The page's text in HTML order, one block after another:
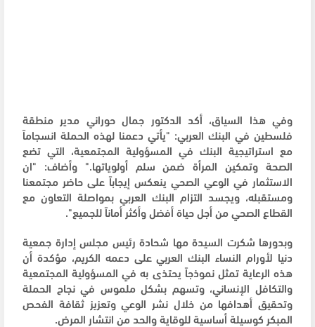
وفي هذا السياق، أكد الدكتور جمال حوراني مدير منطقة
فلسطين في البنك العربي: "يأتي دعمنا لهذه الحملة انسجاماً
مع استراتيجية البنك في المسؤولية المجتمعية، التي تضع
الصحة وتمكين المرأة ضمن سلم أولوياتها." وأضاف: "ان
الاستثمار في الوعي الصحي ينعكس إيجاباً على حاضر مجتمعنا
ومستقبله، ويجسد التزام البنك العربي بمواصلة التعاون مع
القطاع الصحي من أجل حياة أفضل وأكثر أماناً للجميع".
وبدورها شكرت السيدة مها شحادة رئيس مجلس إدارة جمعية
دنيا لأورام النساء البنك العربي على دعمه الكريم، مؤكدة أن
هذه الرعاية تمثل نموذجاً يحتذى به في المسؤولية المجتمعية
والتكافل الإنساني، وتسهم بشكل ملموس في نجاح الحملة
وتحقيق أهدافها من خلال نشر الوعي وتعزيز ثقافة الفحص
المبكر كوسيلة أساسية للوقاية والحد من انتشار المرض.